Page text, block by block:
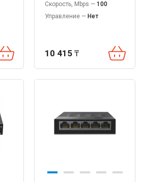
Скорость, Mbps — 100
Управление — Нет
10 415 ₸